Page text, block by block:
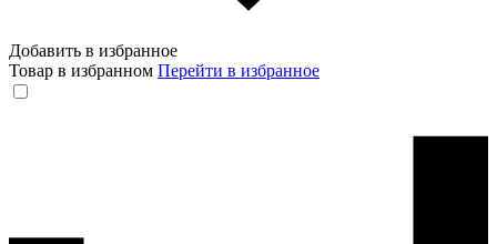
Добавить в избранное
Товар в избранном Перейти в избранное